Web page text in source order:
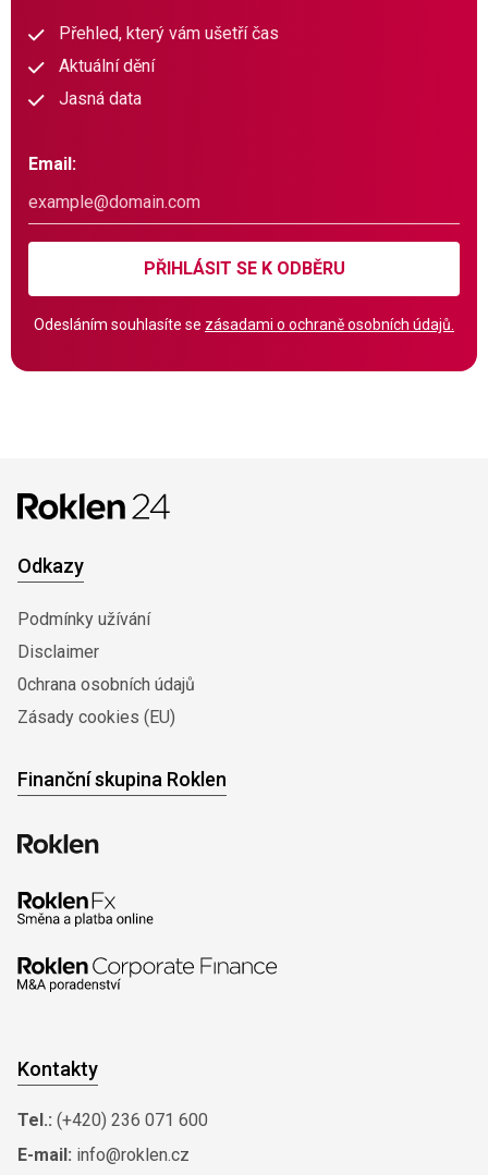
Přehled, který vám ušetří čas
Aktuální dění
Jasná data
Email:
PŘIHLÁSIT SE K ODBĚRU
Odesláním souhlasíte se zásadami o ochraně osobních údajů.
Odkazy
Podmínky užívání
Disclaimer
0chrana osobních údajů
Zásady cookies (EU)
Finanční skupina Roklen
Kontakty
Tel.: (+420) 236 071 600
E-mail: info@roklen.cz